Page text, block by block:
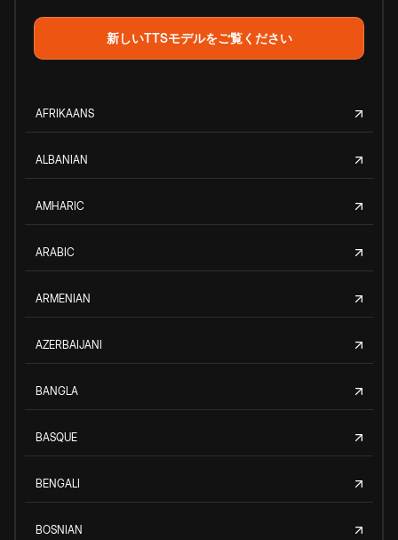
新しいTTSモデルをご覧ください
AFRIKAANS
ALBANIAN
AMHARIC
ARABIC
ARMENIAN
AZERBAIJANI
BANGLA
BASQUE
BENGALI
BOSNIAN